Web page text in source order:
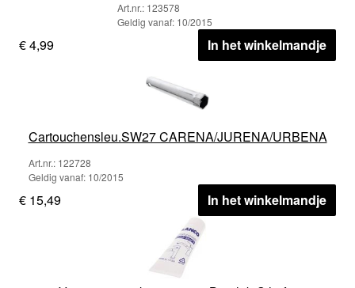
Art.nr.: 123578
Geldig vanaf: 10/2015
€ 4,99 In het winkelmandje
Cartouchensleu.SW27 CARENA/JURENA/URBENA
Art.nr.: 122728
Geldig vanaf: 10/2015
€ 15,49 In het winkelmandje